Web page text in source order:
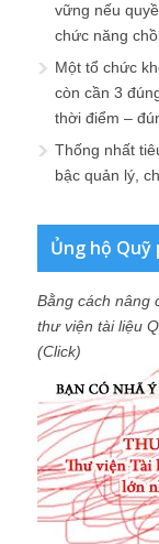
vững nếu
chức năng
Một tổ chức
còn cần 3
thời điểm –
Thống nhất
bậc quản lý,
Ủng hộ
Bằng cách nâng
thư viện tài liệu
(Click)